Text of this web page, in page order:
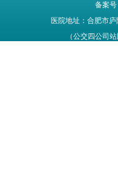
备案号
医院地址：合肥市
（公交四公司